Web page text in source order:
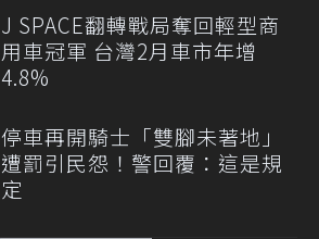
J SPACE翻轉戰局奪回輕型商
用車冠軍 台灣2月車市年增
4.8%
停車再開騎士「雙腳未著地」
遭罰引民怨！警回覆：這是規
定